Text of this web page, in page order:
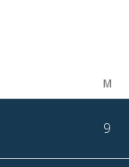
M
9